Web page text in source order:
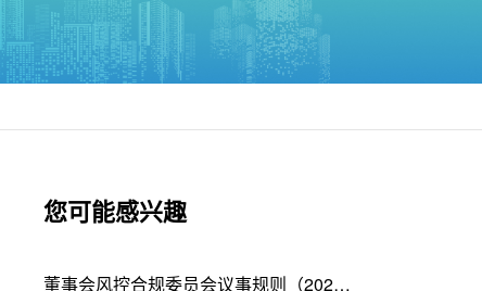
您可能感兴趣
董事会风控合规委员会议事规则（2025